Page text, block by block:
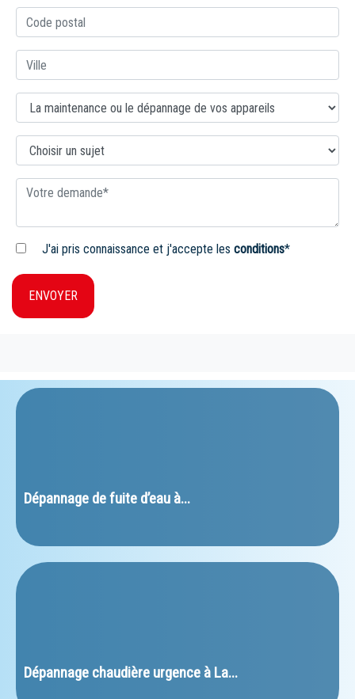
J'ai pris connaissance et j'accepte les conditions*
ENVOYER
﻿Dépannage de fuite d’eau à...
﻿Dépannage chaudière urgence à La...